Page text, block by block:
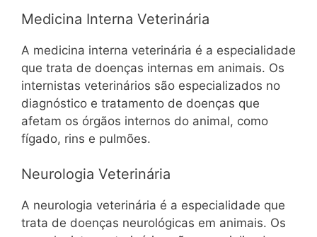
Medicina Interna Veterinária
A medicina interna veterinária é a especialidade
que trata de doenças internas em animais. Os
internistas veterinários são especializados no
diagnóstico e tratamento de doenças que
afetam os órgãos internos do animal, como
fígado, rins e pulmões.
Neurologia Veterinária
A neurologia veterinária é a especialidade que
trata de doenças neurológicas em animais. Os